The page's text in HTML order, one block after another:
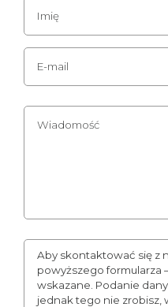
Aby skontaktować się z
powyższego formularza
wskazane. Podanie
jednak tego nie zrobisz,